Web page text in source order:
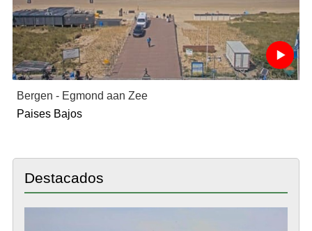
Bergen - Egmond aan Zee
Paises Bajos
Destacados